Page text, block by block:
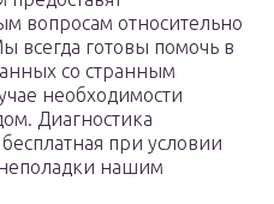
вопросам относительно
всегда готовы помочь в
со странным
необходимости
Диагностика
при условии
нашим